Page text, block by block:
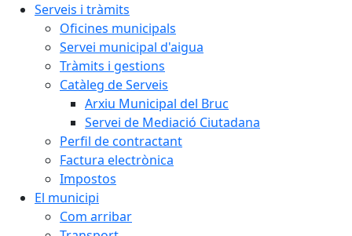
Serveis i tràmits
Oficines municipals
Servei municipal d'aigua
Tràmits i gestions
Catàleg de Serveis
Arxiu Municipal del Bruc
Servei de Mediació Ciutadana
Perfil de contractant
Factura electrònica
Impostos
El municipi
Com arribar